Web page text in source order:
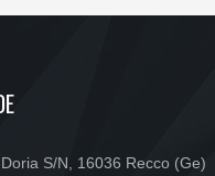
S/N, 16036 Recco (Ge)